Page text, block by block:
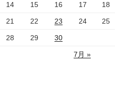
14 15 16 17 18
21 22 23 24 25
28 29 30
7月 »